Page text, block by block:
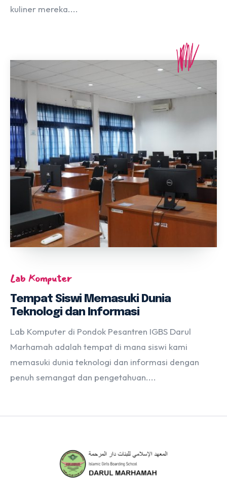
kuliner mereka....
Lab Komputer
Tempat Siswi Memasuki Dunia
Teknologi dan Informasi
Lab Komputer di Pondok Pesantren IGBS Darul
Marhamah adalah tempat di mana siswi kami
memasuki dunia teknologi dan informasi dengan
penuh semangat dan pengetahuan....